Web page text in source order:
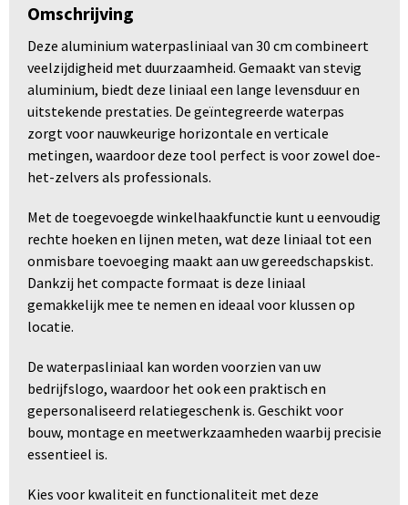
Omschrijving
Deze aluminium waterpasliniaal van 30 cm combineert
veelzijdigheid met duurzaamheid. Gemaakt van stevig
aluminium, biedt deze liniaal een lange levensduur en
uitstekende prestaties. De geïntegreerde waterpas
zorgt voor nauwkeurige horizontale en verticale
metingen, waardoor deze tool perfect is voor zowel doe-
het-zelvers als professionals.
Met de toegevoegde winkelhaakfunctie kunt u eenvoudig
rechte hoeken en lijnen meten, wat deze liniaal tot een
onmisbare toevoeging maakt aan uw gereedschapskist.
Dankzij het compacte formaat is deze liniaal
gemakkelijk mee te nemen en ideaal voor klussen op
locatie.
De waterpasliniaal kan worden voorzien van uw
bedrijfslogo, waardoor het ook een praktisch en
gepersonaliseerd relatiegeschenk is. Geschikt voor
bouw, montage en meetwerkzaamheden waarbij precisie
essentieel is.
Kies voor kwaliteit en functionaliteit met deze